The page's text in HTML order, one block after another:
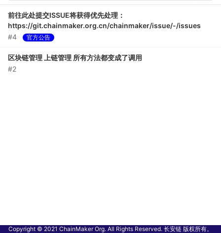
前往此处提交ISSUE将获得优先处理：
https://git.chainmaker.org.cn/chainmaker/issue/-/issues
#4
官方公告
区块链管理 上链管理 所有方法都变成了调用
#2
Copyright © 2021 ChainMaker Org. All Rights Reserved. 长安链 版权所有。